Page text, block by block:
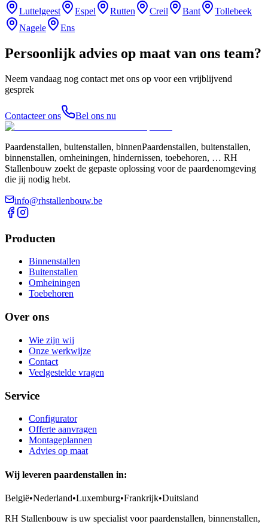
Luttelgeest Espel Rutten Creil Bant
Tollebeek
Nagele
Ens
Persoonlijk advies op maat van ons team?
Neem vandaag nog contact met ons op voor een vrijblijvend
gesprek
Contacteer ons Bel ons nu
Paardenstallen, buitenstallen, binnenPaardenstallen, buitenstallen,
binnenstallen, omheiningen, hindernissen, toebehoren, … RH
Stallenbouw zoekt de gepaste oplossing voor de paardenomgeving
die jij nodig hebt.
info@rhstallenbouw.be
Producten
Binnenstallen
Buitenstallen
Omheiningen
Toebehoren
Over ons
Wie zijn wij
Onze werkwijze
Contact
Veelgestelde vragen
Service
Configurator
Offerte aanvragen
Montageplannen
Advies op maat
Wij leveren paardenstallen in:
België•Nederland•Luxemburg•Frankrijk•Duitsland
RH Stallenbouw is uw specialist voor paardenstallen, binnenstallen,